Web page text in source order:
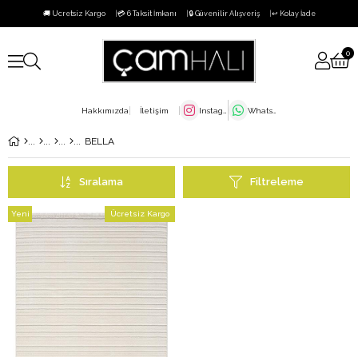
🚚 Ücretsiz Kargo 💳 6 Taksit İmkanı 🔒 Güvenilir Alışveriş ↩️ Kolay İade
0
Hakkımızda İletişim
BELLA
Filtreleme
Sıralama
Ücretsiz Kargo
Yeni
Ürün